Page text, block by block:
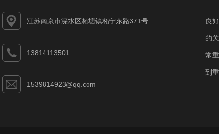
江苏南京市溧水区柘塘镇柘宁东路371号
13814113501
1539814923@qq.com
良
的
常
到